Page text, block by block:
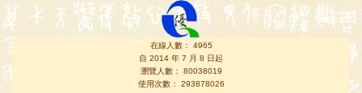
在線人數： 4965
自 2014 年 7 月 8 日起
瀏覽人數： 80038019
使用次數： 293878026